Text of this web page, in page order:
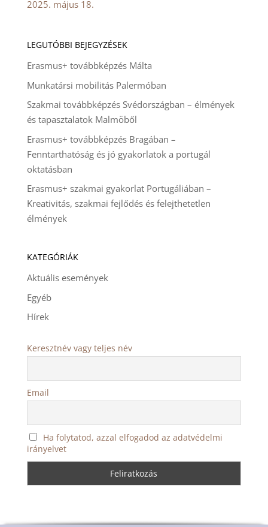
2025. május 18.
LEGUTÓBBI BEJEGYZÉSEK
Erasmus+ továbbképzés Málta
Munkatársi mobilitás Palermóban
Szakmai továbbképzés Svédországban – élmények
és tapasztalatok Malmöből
Erasmus+ továbbképzés Bragában –
Fenntarthatóság és jó gyakorlatok a portugál
oktatásban
Erasmus+ szakmai gyakorlat Portugáliában –
Kreativitás, szakmai fejlődés és felejthetetlen
élmények
KATEGÓRIÁK
Aktuális események
Egyéb
Hírek
Keresztnév vagy teljes név
Email
Ha folytatod, azzal elfogadod az adatvédelmi
irányelvet